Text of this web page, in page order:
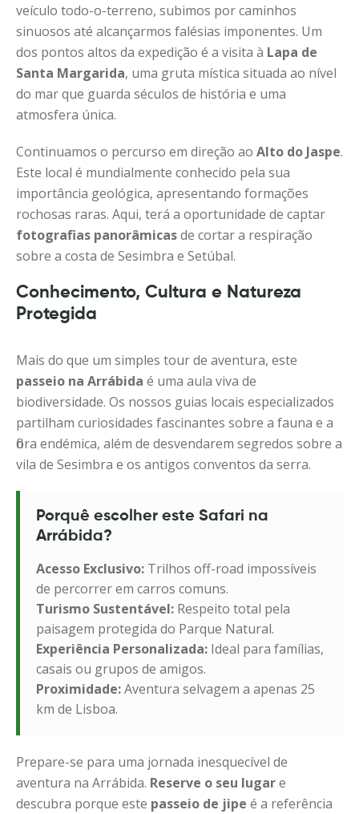
veículo todo-o-terreno, subimos por caminhos
sinuosos até alcançarmos falésias imponentes. Um
dos pontos altos da expedição é a visita à Lapa de
Santa Margarida, uma gruta mística situada ao nível
do mar que guarda séculos de história e uma
atmosfera única.
Continuamos o percurso em direção ao Alto do Jaspe.
Este local é mundialmente conhecido pela sua
importância geológica, apresentando formações
rochosas raras. Aqui, terá a oportunidade de captar
fotografias panorâmicasde cortar a respiração
sobre a costa de Sesimbra e Setúbal.
Conhecimento, Cultura e Natureza
Protegida
Mais do que um simples tour de aventura, este
passeio na Arrábida é uma aula viva de
biodiversidade. Os nossos guias locais especializados
partilham curiosidades fascinantes sobre a fauna e a
flora endémica, além de desvendarem segredos sobre a
vila de Sesimbra e os antigos conventos da serra.
Porquê escolher este Safari na
Arrábida?
Acesso Exclusivo: Trilhos off-road impossíveis
de percorrer em carros comuns.
Turismo Sustentável: Respeito total pela
paisagem protegida do Parque Natural.
Experiência Personalizada: Ideal para famílias,
casais ou grupos de amigos.
Proximidade:Aventura selvagem a apenas 25
km de Lisboa.
Prepare-se para uma jornada inesquecível de
aventura na Arrábida. Reserve o seu lugare
descubra porque este passeio de jipe é a referência